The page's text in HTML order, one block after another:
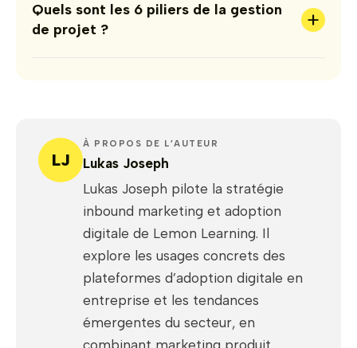
Quels sont les 6 piliers de la gestion
de projet ?
+
LJ
À PROPOS DE L’AUTEUR
Lukas Joseph
Lukas Joseph pilote la stratégie
inbound marketing et adoption
digitale de Lemon Learning. Il
explore les usages concrets des
plateformes d’adoption digitale en
entreprise et les tendances
émergentes du secteur, en